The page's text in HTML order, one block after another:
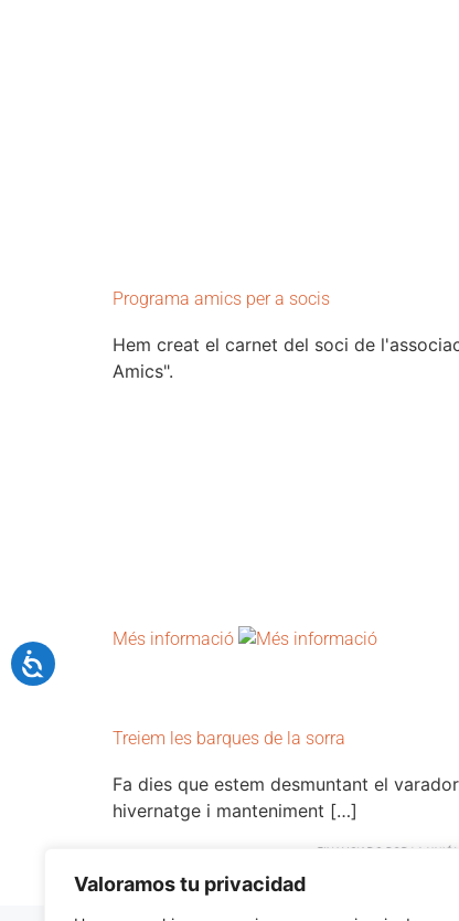
Valoramos tu privacidad
Programa amics per a socis
Hem creat el carnet del soci de
Amics".
Més informació
Treiem les barques de la sorra
Fa dies que estem desmuntant el
hivernatge i manteniment […]